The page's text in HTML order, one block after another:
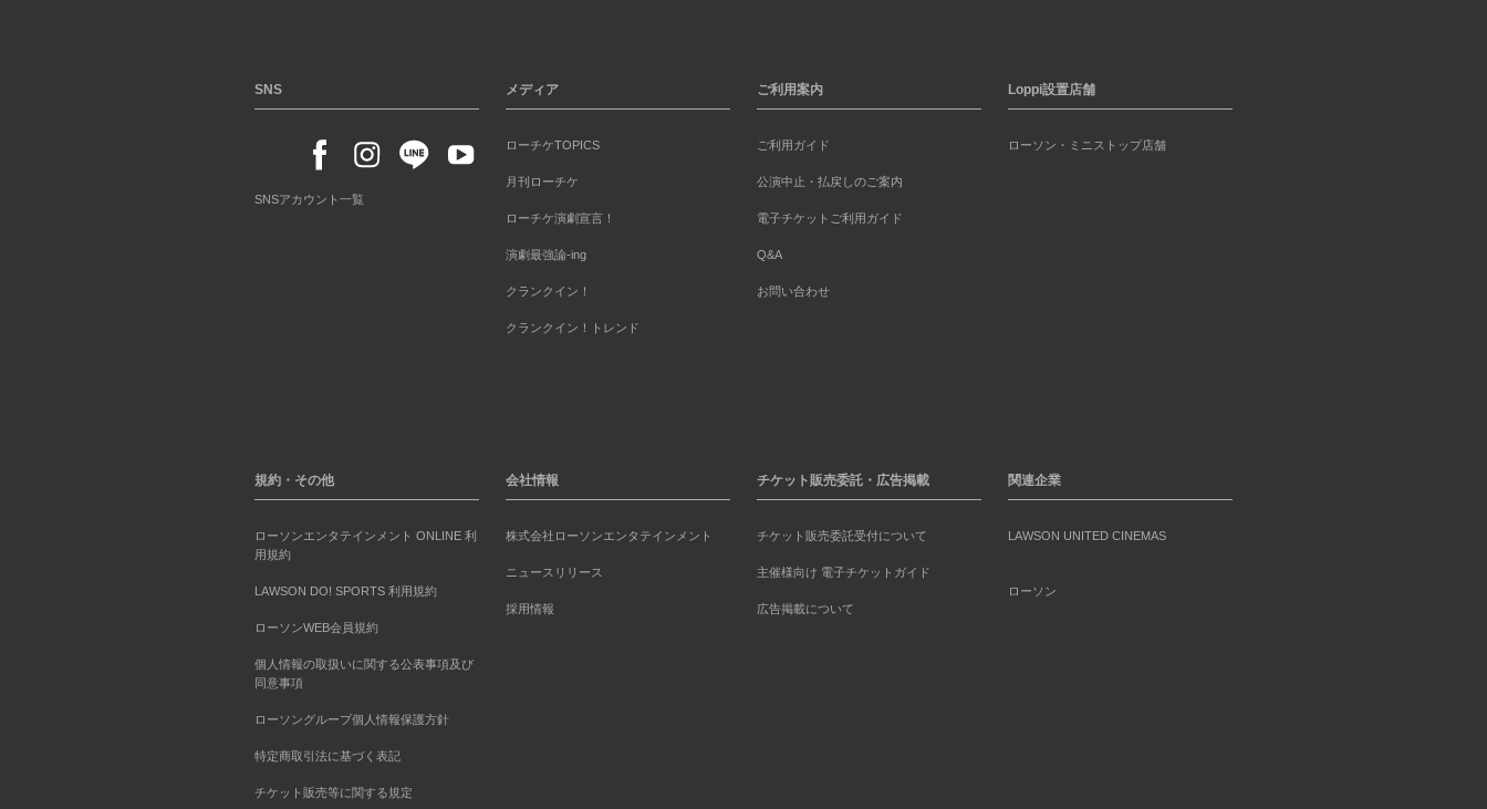
SNS
SNSアカウント一覧
メディア
ローチケTOPICS
月刊ローチケ
ローチケ演劇宣言！
演劇最強論-ing
クランクイン！
クランクイン！トレンド
ご利用案内
ご利用ガイド
公演中止・払戻しのご案内
電子チケットご利用ガイド
Q&A
お問い合わせ
Loppi設置店舗
ローソン・ミニストップ店舗
規約・その他
ローソンエンタテインメント ONLINE 利
用規約
LAWSON DO! SPORTS 利用規約
ローソンWEB会員規約
個人情報の取扱いに関する公表事項及び
同意事項
ローソングループ個人情報保護方針
特定商取引法に基づく表記
チケット販売等に関する規定
会社情報
株式会社ローソンエンタテインメント
ニュースリリース
採用情報
チケット販売委託・広告掲載
チケット販売委託受付について
主催様向け 電子チケットガイド
広告掲載について
関連企業
LAWSON UNITED CINEMAS
ローソン